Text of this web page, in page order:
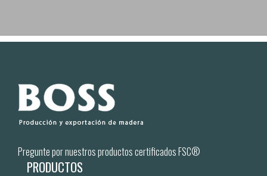
Pregunte por nuestros productos certificados FSC®
PRODUCTOS